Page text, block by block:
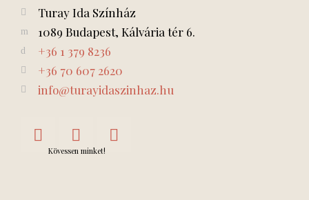
Turay Ida Színház
1089 Budapest, Kálvária tér 6.
+36 1 379 8236
+36 70 607 2620
info@turayidaszinhaz.hu
Kövessen minket!